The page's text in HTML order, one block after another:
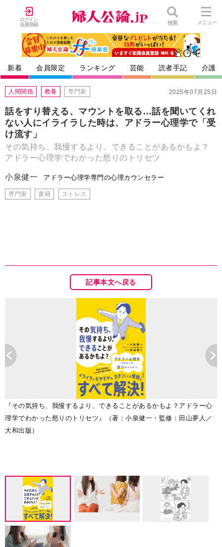
ログイン
会員登録
検索 メニュー
新着 会員限定 ランキング 芸能 読者手記 介護
2025年07月25日
人間関係 教養 専門家
話をすり替える、マウントを取る…話を聞いてくれ
ない人にイライラした時は、アドラー心理学で「受
け流す」
その気持ち、我慢するより、できることがあるかもよ？
アドラー心理学でわかった怒りのトリセツ
小泉健一 アドラー心理学専門の心理カウンセラー
専門家 書籍 ストレス
記事本文へ戻る
『その気持ち、我慢するより、できることがあるかもよ？アドラー心
理学でわかった怒りのトリセツ』（著：小泉健一・監修：田山夢人／
大和出版）